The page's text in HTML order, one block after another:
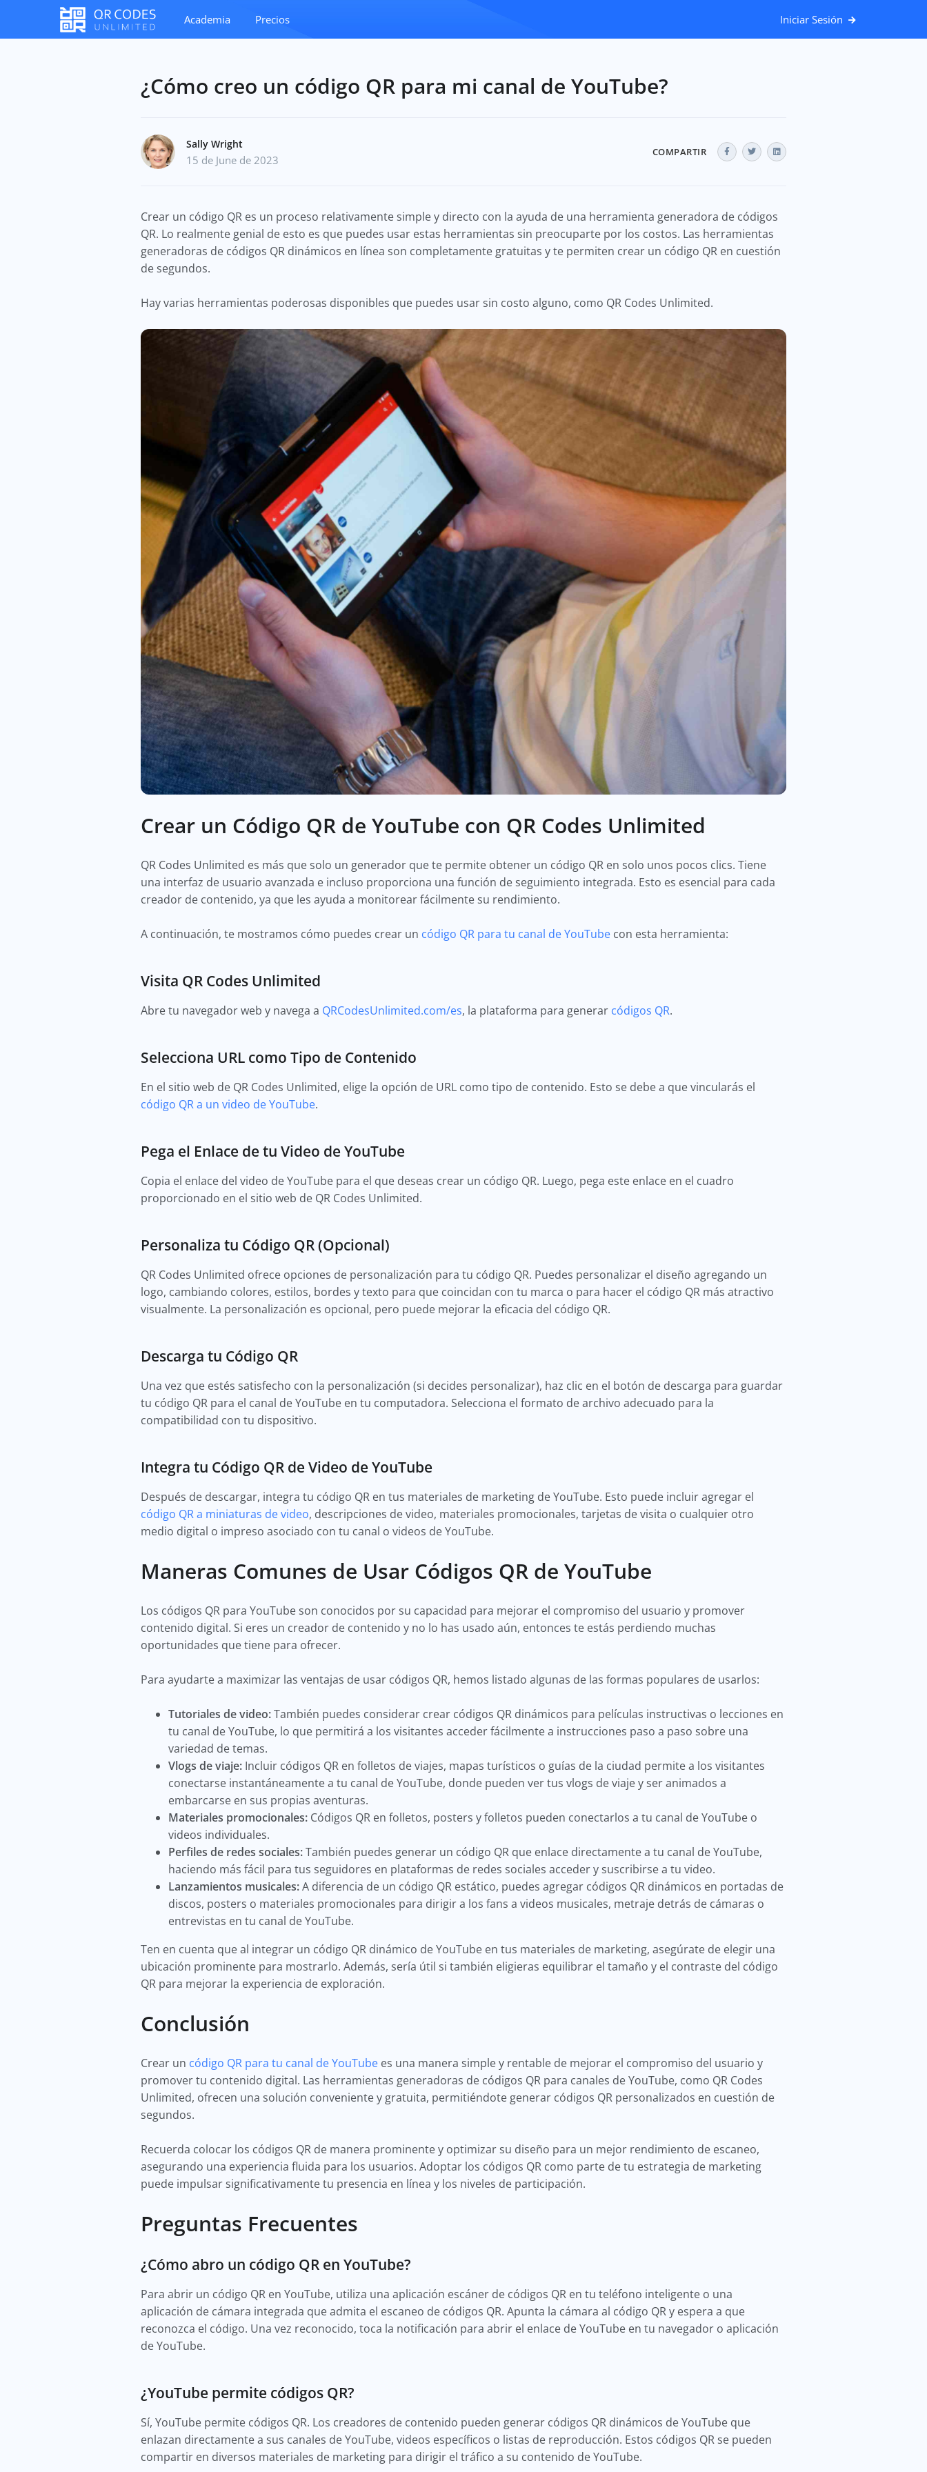
Academia Precios Iniciar Sesión
¿Cómo creo un código QR para mi canal de YouTube?
Sally Wright
15 de June de 2023
COMPARTIR
Crear un código QR es un proceso relativamente simple y directo con la ayuda de una herramienta generadora de códigos
QR. Lo realmente genial de esto es que puedes usar estas herramientas sin preocuparte por los costos. Las herramientas
generadoras de códigos QR dinámicos en línea son completamente gratuitas y te permiten crear un código QR en cuestión
de segundos.
Hay varias herramientas poderosas disponibles que puedes usar sin costo alguno, como QR Codes Unlimited.
Crear un Código QR de YouTube con QR Codes Unlimited
QR Codes Unlimited es más que solo un generador que te permite obtener un código QR en solo unos pocos clics. Tiene
una interfaz de usuario avanzada e incluso proporciona una función de seguimiento integrada. Esto es esencial para cada
creador de contenido, ya que les ayuda a monitorear fácilmente su rendimiento.
A continuación, te mostramos cómo puedes crear un código QR para tu canal de YouTube con esta herramienta:
Visita QR Codes Unlimited
Abre tu navegador web y navega a QRCodesUnlimited.com/es, la plataforma para generar códigos QR.
Selecciona URL como Tipo de Contenido
En el sitio web de QR Codes Unlimited, elige la opción de URL como tipo de contenido. Esto se debe a que vincularás el
código QR a un video de YouTube.
Pega el Enlace de tu Video de YouTube
Copia el enlace del video de YouTube para el que deseas crear un código QR. Luego, pega este enlace en el cuadro
proporcionado en el sitio web de QR Codes Unlimited.
Personaliza tu Código QR (Opcional)
QR Codes Unlimited ofrece opciones de personalización para tu código QR. Puedes personalizar el diseño agregando un
logo, cambiando colores, estilos, bordes y texto para que coincidan con tu marca o para hacer el código QR más atractivo
visualmente. La personalización es opcional, pero puede mejorar la eficacia del código QR.
Descarga tu Código QR
Una vez que estés satisfecho con la personalización (si decides personalizar), haz clic en el botón de descarga para guardar
tu código QR para el canal de YouTube en tu computadora. Selecciona el formato de archivo adecuado para la
compatibilidad con tu dispositivo.
Integra tu Código QR de Video de YouTube
Después de descargar, integra tu código QR en tus materiales de marketing de YouTube. Esto puede incluir agregar el
código QR a miniaturas de video, descripciones de video, materiales promocionales, tarjetas de visita o cualquier otro
medio digital o impreso asociado con tu canal o videos de YouTube.
Maneras Comunes de Usar Códigos QR de YouTube
Los códigos QR para YouTube son conocidos por su capacidad para mejorar el compromiso del usuario y promover
contenido digital. Si eres un creador de contenido y no lo has usado aún, entonces te estás perdiendo muchas
oportunidades que tiene para ofrecer.
Para ayudarte a maximizar las ventajas de usar códigos QR, hemos listado algunas de las formas populares de usarlos:
Tutoriales de video:También puedes considerar crear códigos QR dinámicos para películas instructivas o lecciones en
tu canal de YouTube, lo que permitirá a los visitantes acceder fácilmente a instrucciones paso a paso sobre una
variedad de temas.
Vlogs de viaje: Incluir códigos QR en folletos de viajes, mapas turísticos o guías de la ciudad permite a los visitantes
conectarse instantáneamente a tu canal de YouTube, donde pueden ver tus vlogs de viaje y ser animados a
embarcarse en sus propias aventuras.
Materiales promocionales: Códigos QR en folletos, posters y folletos pueden conectarlos a tu canal de YouTube o
videos individuales.
Perfiles de redes sociales:También puedes generar un código QR que enlace directamente a tu canal de YouTube,
haciendo más fácil para tus seguidores en plataformas de redes sociales acceder y suscribirse a tu video.
Lanzamientos musicales:A diferencia de un código QR estático, puedes agregar códigos QR dinámicos en portadas de
discos, posters o materiales promocionales para dirigir a los fans a videos musicales, metraje detrás de cámaras o
entrevistas en tu canal de YouTube.
Ten en cuenta que al integrar un código QR dinámico de YouTube en tus materiales de marketing, asegúrate de elegir una
ubicación prominente para mostrarlo. Además, sería útil si también eligieras equilibrar el tamaño y el contraste del código
QR para mejorar la experiencia de exploración.
Conclusión
Crear un código QR para tu canal de YouTube es una manera simple y rentable de mejorar el compromiso del usuario y
promover tu contenido digital. Las herramientas generadoras de códigos QR para canales de YouTube, como QR Codes
Unlimited, ofrecen una solución conveniente y gratuita, permitiéndote generar códigos QR personalizados en cuestión de
segundos.
Recuerda colocar los códigos QR de manera prominente y optimizar su diseño para un mejor rendimiento de escaneo,
asegurando una experiencia fluida para los usuarios. Adoptar los códigos QR como parte de tu estrategia de marketing
puede impulsar significativamente tu presencia en línea y los niveles de participación.
Preguntas Frecuentes
¿Cómo abro un código QR en YouTube?
Para abrir un código QR en YouTube, utiliza una aplicación escáner de códigos QR en tu teléfono inteligente o una
aplicación de cámara integrada que admita el escaneo de códigos QR. Apunta la cámara al código QR y espera a que
reconozca el código. Una vez reconocido, toca la notificación para abrir el enlace de YouTube en tu navegador o aplicación
de YouTube.
¿YouTube permite códigos QR?
Sí, YouTube permite códigos QR. Los creadores de contenido pueden generar códigos QR dinámicos de YouTube que
enlazan directamente a sus canales de YouTube, videos específicos o listas de reproducción. Estos códigos QR se pueden
compartir en diversos materiales de marketing para dirigir el tráfico a su contenido de YouTube.